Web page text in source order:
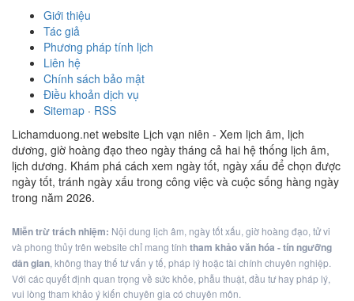
Giới thiệu
Tác giả
Phương pháp tính lịch
Liên hệ
Chính sách bảo mật
Điều khoản dịch vụ
Sitemap · RSS
Lichamduong.net website Lịch vạn niên - Xem lịch âm, lịch
dương, giờ hoàng đạo theo ngày tháng cả hai hệ thống lịch âm,
lịch dương. Khám phá cách xem ngày tốt, ngày xấu để chọn được
ngày tốt, tránh ngày xấu trong công việc và cuộc sống hàng ngày
trong năm 2026.
Miễn trừ trách nhiệm: Nội dung lịch âm, ngày tốt xấu, giờ hoàng đạo, tử vi
và phong thủy trên website chỉ mang tính tham khảo văn hóa - tín ngưỡng
dân gian, không thay thế tư vấn y tế, pháp lý hoặc tài chính chuyên nghiệp.
Với các quyết định quan trọng về sức khỏe, phẫu thuật, đầu tư hay pháp lý,
vui lòng tham khảo ý kiến chuyên gia có chuyên môn.